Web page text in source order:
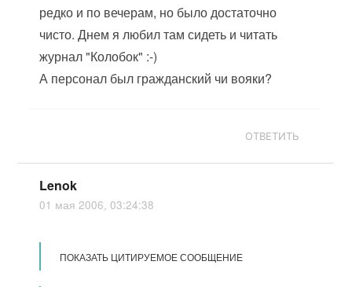
редко и по вечерам, но было достаточно
чисто. Днем я любил там сидеть и читать
журнал "Колобок" :-)
А персонал был гражданский чи вояки?
ОТВЕТИТЬ
Lenok
01 мая 2006, 03:24:38
ПОКАЗАТЬ ЦИТИРУЕМОЕ СООБЩЕНИЕ